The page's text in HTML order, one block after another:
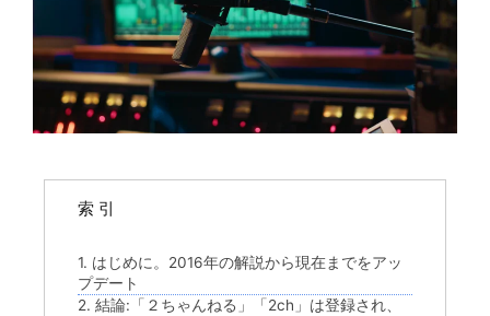
索 引
1. はじめに。2016年の解説から現在までをアッ
プデート
2. 結論:「２ちゃんねる」「2ch」は登録され、